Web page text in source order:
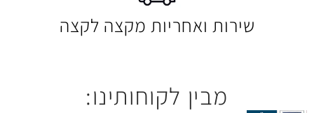
ואחריות מקצה לקצה
לקוחותינו: